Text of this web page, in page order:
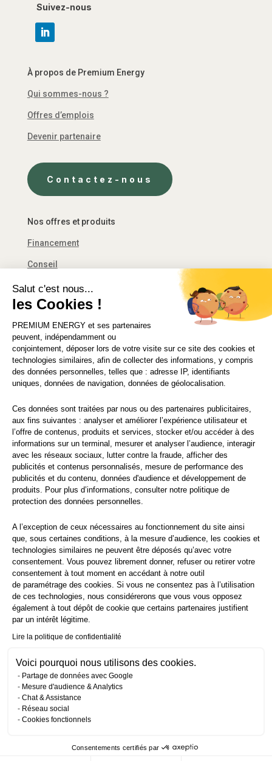
Salut c'est nous...
les Cookies !
PREMIUM ENERGY et ses partenaires
peuvent, indépendamment ou
conjointement, déposer lors de votre visite sur ce site des cookies et
technologies similaires, afin de collecter des informations, y compris
des données personnelles, telles que : adresse IP, identifiants
uniques, données de navigation, données de géolocalisation.
Ces données sont traitées par nous ou des partenaires publicitaires,
aux fins suivantes : analyser et améliorer l’expérience utilisateur et
l’offre de contenus, produits et services, stocker et/ou accéder à des
informations sur un terminal, mesurer et analyser l’audience, interagir
avec les réseaux sociaux, lutter contre la fraude, afficher des
publicités et contenus personnalisés, mesure de performance des
publicités et du contenu, données d'audience et développement de
produits. Pour plus d’informations, consulter notre politique de
protection des données personnelles.
A l’exception de ceux nécessaires au fonctionnement du site ainsi
que, sous certaines conditions, à la mesure d’audience, les cookies et
technologies similaires ne peuvent être déposés qu’avec votre
consentement. Vous pouvez librement donner, refuser ou retirer votre
consentement à tout moment en accédant à notre outil
de paramétrage des cookies. Si vous ne consentez pas à l’utilisation
de ces technologies, nous considérerons que vous vous opposez
également à tout dépôt de cookie que certains partenaires justifient
par un intérêt légitime.
Lire la politique de confidentialité
Voici pourquoi nous utilisons des cookies.
Partage de données avec Google
Mesure d'audience & Analytics
Chat & Assistance
Réseau social
Cookies fonctionnels
Consentements certifiés par
Suivez-nous
À propos de Premium Energy
Qui sommes-nous ?
Offres d’emplois
Devenir partenaire
Contactez-nous
Nos offres et produits
Financement
Conseil
Décret tertiaire
Financement
Solutions d’économie d’énergie
© 2021 PREMIUM ENERGY FRANCE
CGU|Mentions légales |Politique de vie privée